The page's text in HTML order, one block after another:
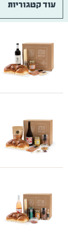
עוד קטגוריות